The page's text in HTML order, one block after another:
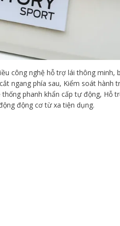
công nghệ hỗ trợ lái thông minh,
ngang phía sau, Kiểm soát hành
phanh khẩn cấp tự động, Hỗ
động cơ từ xa tiện dụng.